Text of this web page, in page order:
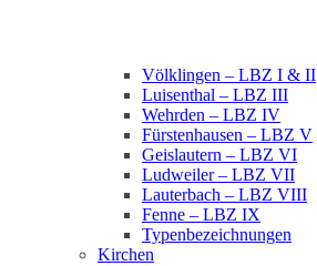
Völklingen – LBZ I & II
Luisenthal – LBZ III
Wehrden – LBZ IV
Fürstenhausen – LBZ V
Geislautern – LBZ VI
Ludweiler – LBZ VII
Lauterbach – LBZ VIII
Fenne – LBZ IX
Typenbezeichnungen
Kirchen